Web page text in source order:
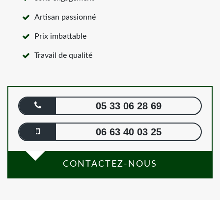
Artisan passionné
Prix imbattable
Travail de qualité
05 33 06 28 69
06 63 40 03 25
CONTACTEZ-NOUS